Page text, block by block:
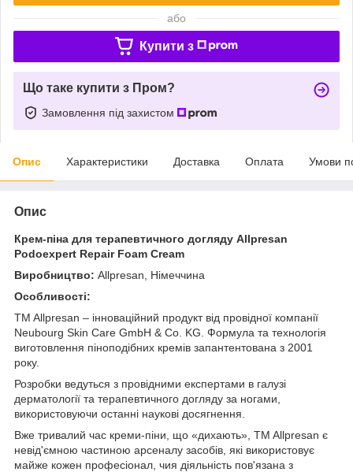
або
Купити з
Що таке купити з Пром?
Замовлення під захистом
Опис Характеристики Доставка Оплата Умови
Опис
Крем-піна для терапевтичного догляду Allpresan
Podoexpert Repair Foam Cream
Виробництво: Allpresan, Німеччина
Особливості:
TM Allpresan – інноваційний продукт від провідної компанії
Neubourg Skin Care GmbH & Co. KG. Формула та технологія
виготовлення піноподібних кремів запантентована з 2001
року.
Розробки ведуться з провідними експертами в галузі
дерматології та терапевтичного догляду за ногами,
використовуючи останні наукові досягнення.
Вже тривалий час креми-піни, що «дихають», TM Allpresan є
невід'ємною частиною арсеналу засобів, які використовує
майже кожен професіонал, чия діяльність пов'язана з